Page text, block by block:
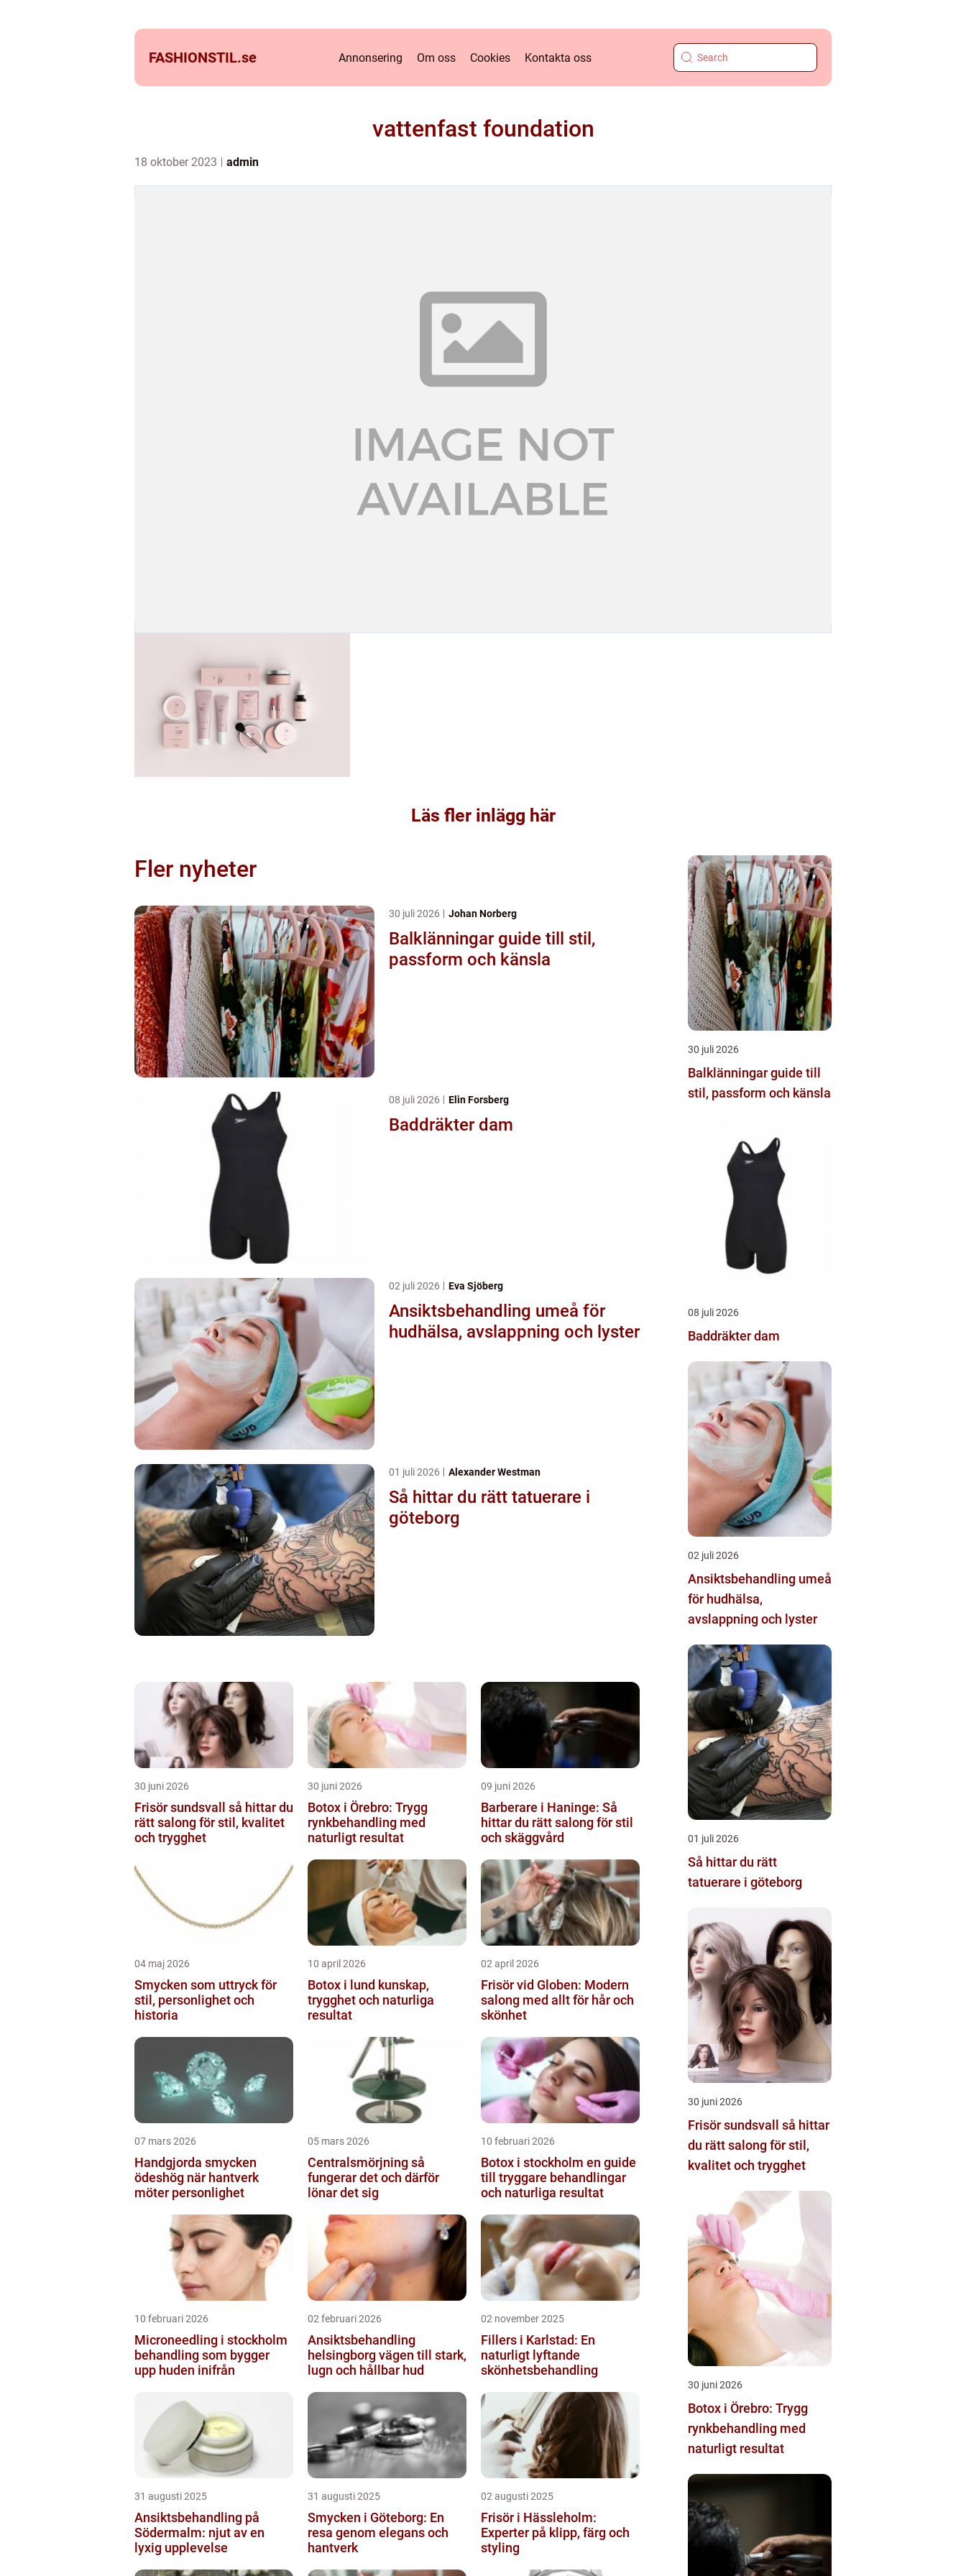
FASHIONSTIL.se Annonsering Om oss Cookies Kontakta oss
vattenfast foundation
18 oktober 2023 admin
Läs fler inlägg här
Fler nyheter
30 juli 2026 Johan Norberg
Balklänningar guide till stil,
passform och känsla
08 juli 2026 Elin Forsberg
Baddräkter dam
02 juli 2026 Eva Sjöberg
Ansiktsbehandling umeå för
hudhälsa, avslappning och lyster
01 juli 2026 Alexander Westman
Så hittar du rätt tatuerare i
göteborg
30 juni 2026
Frisör sundsvall så hittar du
rätt salong för stil, kvalitet
och trygghet
30 juni 2026
Botox i Örebro: Trygg
rynkbehandling med
naturligt resultat
09 juni 2026
Barberare i Haninge: Så
hittar du rätt salong för stil
och skäggvård
04 maj 2026
Smycken som uttryck för
stil, personlighet och
historia
10 april 2026
Botox i lund kunskap,
trygghet och naturliga
resultat
02 april 2026
Frisör vid Globen: Modern
salong med allt för hår och
skönhet
07 mars 2026
Handgjorda smycken
ödeshög när hantverk
möter personlighet
05 mars 2026
Centralsmörjning så
fungerar det och därför
lönar det sig
10 februari 2026
Botox i stockholm en guide
till tryggare behandlingar
och naturliga resultat
10 februari 2026
Microneedling i stockholm
behandling som bygger
upp huden inifrån
02 februari 2026
Ansiktsbehandling
helsingborg vägen till stark,
lugn och hållbar hud
02 november 2025
Fillers i Karlstad: En
naturligt lyftande
skönhetsbehandling
31 augusti 2025
Ansiktsbehandling på
Södermalm: njut av en
lyxig upplevelse
31 augusti 2025
Smycken i Göteborg: En
resa genom elegans och
hantverk
02 augusti 2025
Frisör i Hässleholm:
Experter på klipp, färg och
styling
30 juli 2026
Balklänningar guide till
stil, passform och känsla
08 juli 2026
Baddräkter dam
02 juli 2026
Ansiktsbehandling umeå
för hudhälsa,
avslappning och lyster
01 juli 2026
Så hittar du rätt
tatuerare i göteborg
30 juni 2026
Frisör sundsvall så hittar
du rätt salong för stil,
kvalitet och trygghet
30 juni 2026
Botox i Örebro: Trygg
rynkbehandling med
naturligt resultat